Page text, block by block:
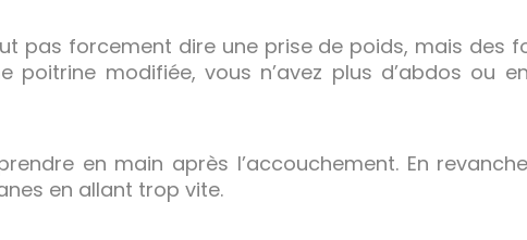
pas forcement dire une prise de poids, mais des
poitrine modifiée, vous n’avez plus d’abdos ou
en main après l’accouchement. En
en allant trop vite.